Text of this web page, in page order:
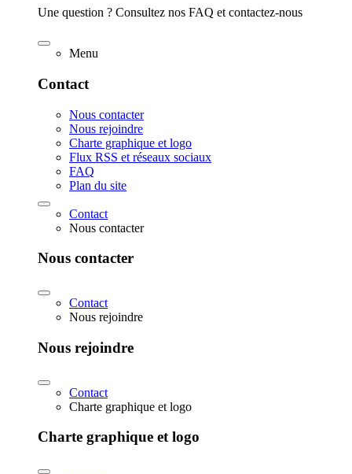
Une question ? Consultez nos FAQ et contactez-nous
Menu
Contact
Nous contacter
Nous rejoindre
Charte graphique et logo
Flux RSS et réseaux sociaux
FAQ
Plan du site
Contact
Nous contacter
Nous contacter
Contact
Nous rejoindre
Nous rejoindre
Contact
Charte graphique et logo
Charte graphique et logo